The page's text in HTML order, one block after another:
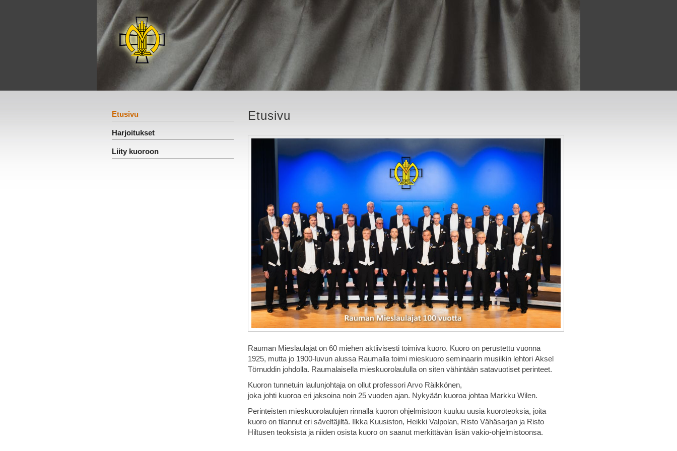
Etusivu
Rauman Mieslaulajat on 60 miehen aktiivisesti toimiva kuoro. Kuoro on perustettu vuonna
1925, mutta jo 1900-luvun alussa Raumalla toimi mieskuoro seminaarin musiikin lehtori Aksel
Törnuddin johdolla. Raumalaisella mieskuorolaululla on siten vähintään satavuotiset perinteet.
Kuoron tunnetuin laulunjohtaja on ollut professori Arvo Räikkönen,
joka johti kuoroa eri jaksoina noin 25 vuoden ajan. Nykyään kuoroa johtaa Markku Wilen.
Perinteisten mieskuorolaulujen rinnalla kuoron ohjelmistoon kuuluu uusia kuoroteoksia, joita
kuoro on tilannut eri säveltäjiltä. Ilkka Kuusiston, Heikki Valpolan, Risto Vähäsarjan ja Risto
Hiltusen teoksista ja niiden osista kuoro on saanut merkittävän lisän vakio-ohjelmistoonsa.
Etusivu
Harjoitukset
Liity kuoroon